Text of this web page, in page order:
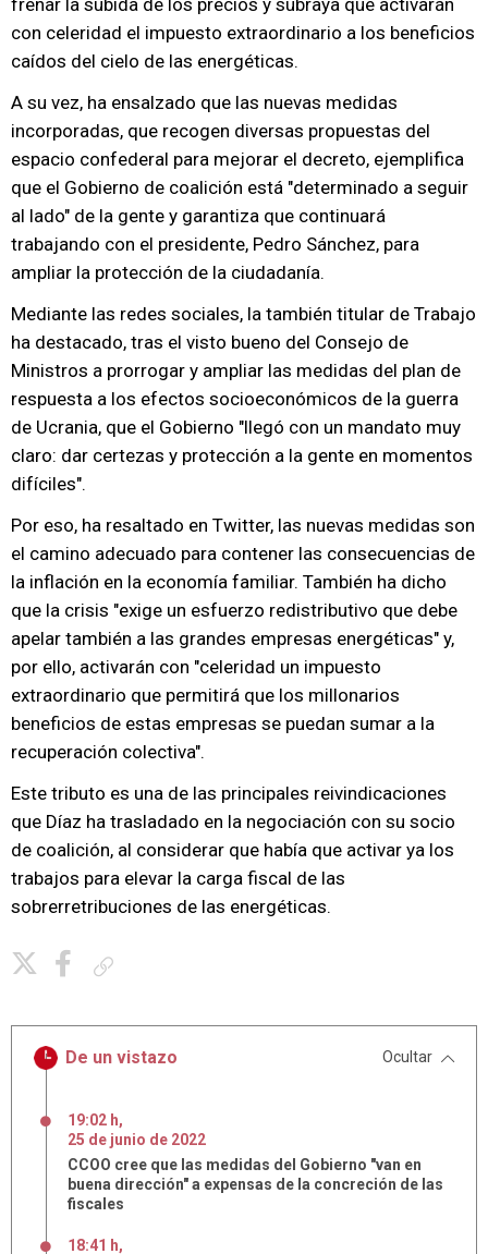
frenar la subida de los precios y subraya que activarán
con celeridad el impuesto extraordinario a los beneficios
caídos del cielo de las energéticas.
A su vez, ha ensalzado que las nuevas medidas
incorporadas, que recogen diversas propuestas del
espacio confederal para mejorar el decreto, ejemplifica
que el Gobierno de coalición está "determinado a seguir
al lado" de la gente y garantiza que continuará
trabajando con el presidente, Pedro Sánchez, para
ampliar la protección de la ciudadanía.
Mediante las redes sociales, la también titular de Trabajo
ha destacado, tras el visto bueno del Consejo de
Ministros a prorrogar y ampliar las medidas del plan de
respuesta a los efectos socioeconómicos de la guerra
de Ucrania, que el Gobierno "llegó con un mandato muy
claro: dar certezas y protección a la gente en momentos
difíciles".
Por eso, ha resaltado en Twitter, las nuevas medidas son
el camino adecuado para contener las consecuencias de
la inflación en la economía familiar. También ha dicho
que la crisis "exige un esfuerzo redistributivo que debe
apelar también a las grandes empresas energéticas" y,
por ello, activarán con "celeridad un impuesto
extraordinario que permitirá que los millonarios
beneficios de estas empresas se puedan sumar a la
recuperación colectiva".
Este tributo es una de las principales reivindicaciones
que Díaz ha trasladado en la negociación con su socio
de coalición, al considerar que había que activar ya los
trabajos para elevar la carga fiscal de las
sobrerretribuciones de las energéticas.
De un vistazo Ocultar
19:02 h,
25 de junio de 2022
CCOO cree que las medidas del Gobierno "van en
buena dirección" a expensas de la concreción de las
fiscales
18:41 h,